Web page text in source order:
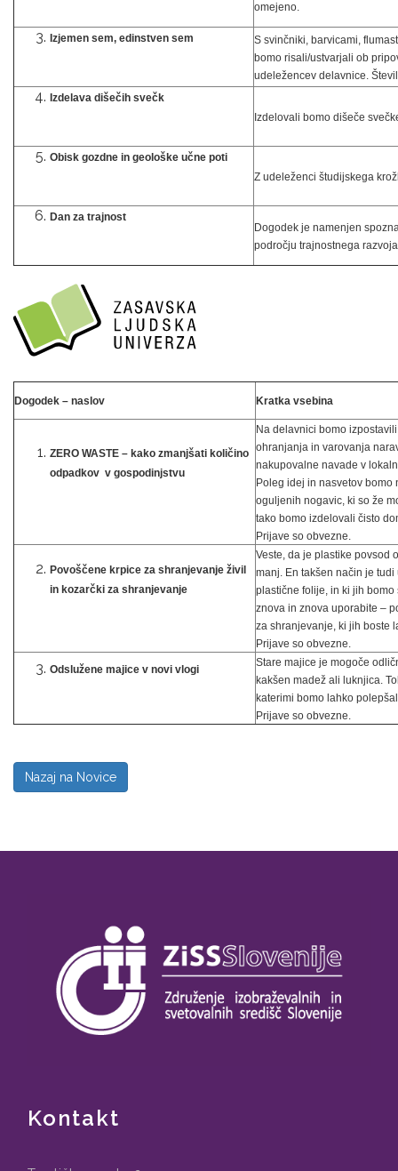
omejeno.
Izjemen sem, edinstven sem
S svinčniki, barvicami,
bomo risali/ustvarjali ob
udeležencev delavnice.
Izdelava dišečih svečk
Izdelovali bomo dišeče
Obisk gozdne in geološke učne poti
Z udeleženci študijskega
Dan za trajnost
Dogodek je namenjen
področju trajnostnega
Dogodek – naslov Kratka vsebina
ZERO WASTE – kako zmanjšati količino
odpadkov v gospodinjstvu
Na delavnici bomo
ohranjanja in varovanja
nakupovalne navade v
Poleg idej in nasvetov
oguljenih nogavic, ki so že
tako bomo izdelovali čisto
Prijave so obvezne.
Povoščene krpice za shranjevanje živil
in kozarčki za shranjevanje
Veste, da je plastike povsod
manj. En takšen način je
plastične folije, in ki jih
znova in znova uporabite –
za shranjevanje, ki jih boste
Prijave so obvezne.
Odslužene majice v novi vlogi
Stare majice je mogoče
kakšen madež ali luknjica.
katerimi bomo lahko
Prijave so obvezne.
Nazaj na Novice
Kontakt